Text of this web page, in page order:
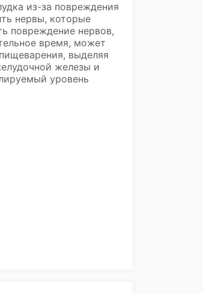
из-за повреждения
нервы, которые
повреждение нервов,
время, может
выделяя
железы и
уровень